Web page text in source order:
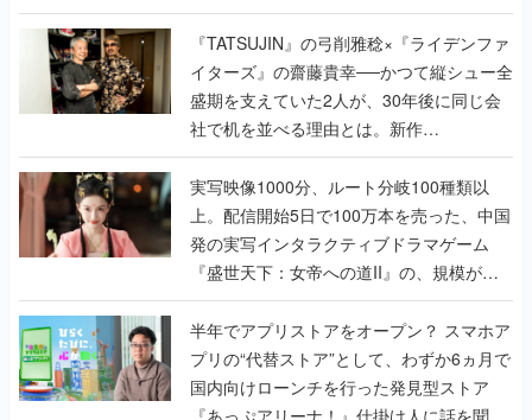
で作り込まれた理由を両ディレクターに聞
く
『TATSUJIN』の弓削雅稔×『ライデンファ
イターズ』の齋藤貴幸──かつて縦シュー全
盛期を支えていた2人が、30年後に同じ会
社で机を並べる理由とは。新作
『TATSUJIN EXTREME』で初タッグを組
んだレジェンド2人に訊く開発秘話
実写映像1000分、ルート分岐100種類以
上。配信開始5日で100万本を売った、中国
発の実写インタラクティブドラマゲーム
『盛世天下：女帝への道II』の、規模が違
うこだわりをプロデューサーに聞いた
半年でアプリストアをオープン？ スマホア
プリの“代替ストア”として、わずか6ヵ月で
国内向けローンチを行った発見型ストア